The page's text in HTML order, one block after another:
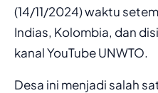
(14/11/2024) waktu
Indias, Kolombia, dan
kanal YouTube UNWTO.
Desa ini menjadi salah